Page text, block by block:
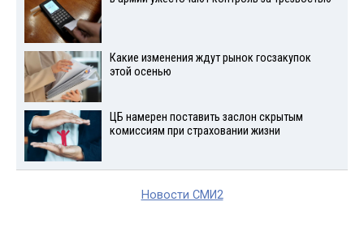
Какие изменения ждут рынок госзакупок
этой осенью
ЦБ намерен поставить заслон скрытым
комиссиям при страховании жизни
Новости СМИ2